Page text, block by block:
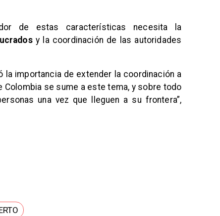
de estas características necesita la
y la coordinación de las autoridades
la importancia de extender la coordinación a
Colombia se sume a este tema, y sobre todo
una vez que lleguen a su frontera”,